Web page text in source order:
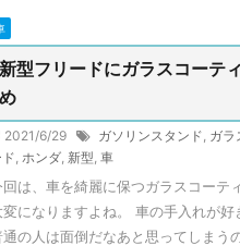
新型フリードにガラスコーテ
め
2021/6/29 ガソリンスタンド ガラ
ホンダ 新型 車
回は、車を綺麗に保つガラスコーテ
変になりますよね。 車の手入れが好
通の人は面倒だなあと思ってしまう